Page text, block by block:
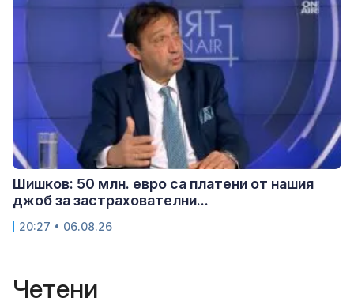
Шишков: 50 млн. евро са платени от нашия
джоб за застрахователни...
20:27 • 06.08.26
Четени